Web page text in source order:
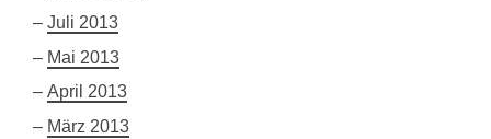
Juli 2013
Mai 2013
April 2013
März 2013